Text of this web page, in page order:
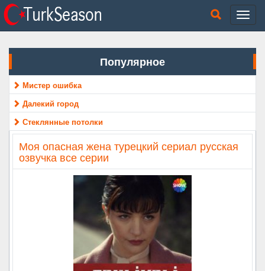
Популярное
Мистер ошибка
Далекий город
Стеклянные потолки
Моя опасная жена турецкий сериал русская
озвучка все серии